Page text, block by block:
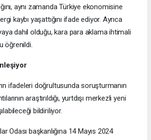
aynı zamanda Türkiye ekonomisine
kaybı yaşattığını ifade ediyor. Ayrıca
dahil olduğu, kara para aklama ihtimali
öğrenildi.
ifadeleri doğrultusunda soruşturmanın
araştırıldığı, yurtdışı merkezli yeni
bildiriliyor.
Odası başkanlığına 14 Mayıs 2024